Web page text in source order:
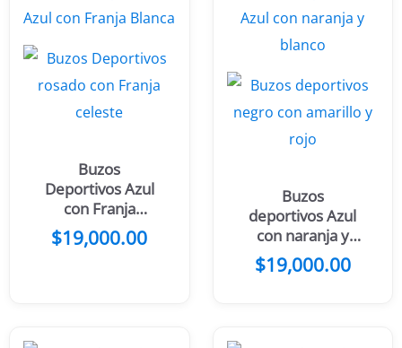
Buzos
Deportivos Azul
con Franja
Blanca
$19,000.00
Buzos
deportivos Azul
con naranja y
blanco
$19,000.00